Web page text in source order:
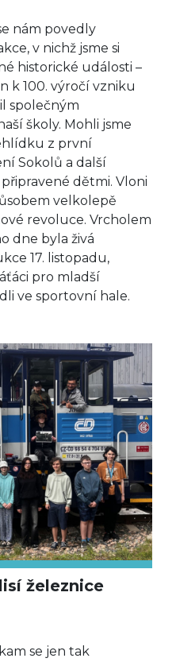
železnice
se jen tak
nám povedly
v nichž jsme si
historické události –
k 100. výročí vzniku
společným
školy. Mohli jsme
z první
Sokolů a další
dětmi. Vloni
velkolepě
revoluce. Vrcholem
dne byla živá
17. listopadu,
pro mladší
ve sportovní hale.